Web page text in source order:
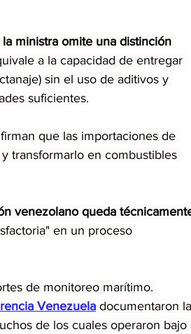
ministra omite una distinción
a la capacidad de entregar
sin el uso de aditivos y
suficientes.
que las importaciones de
transformarlo en combustibles
venezolano queda
en un proceso
de monitoreo marítimo.
Venezuela documentaron
de los cuales operaron bajo